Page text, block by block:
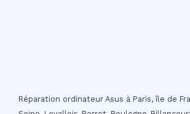
Réparation ordinateur Asus à Paris, île de